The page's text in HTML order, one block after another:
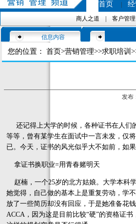
首页
商人之道 客户管理
信息内容
您的位置： 首页>营销管理>>求职培训
发布
还记得上大学的时候，各种证书在人们
等等，曾有某学生在面试中一言未发，仅
已。今天，证书的风光似乎大不如前，如
拿证书换职业=用青春赌明天
赵楠，一个25岁的北方姑娘。大学本科
她觉得，自己做的基本上是重复劳动，学
放了一些简历却没有回应，于是她准备花
ACCA，因为这是目前比较“硬”的资格证